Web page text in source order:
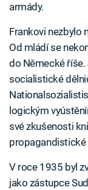
armády.
Frankovi nezbylo
Od mládí se
do Německé
socialistické
logickým
své zkušenosti
propagandistické
V roce 1935 byl
jako zástupce